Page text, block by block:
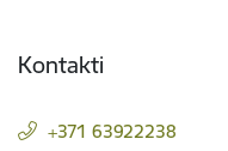
Kontakti
+371 63922238